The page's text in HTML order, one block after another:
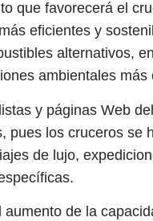
que favorecerá el
eficientes y
alternativos,
ambientales más
y páginas Web
pues los cruceros se
de lujo,
aumento de la